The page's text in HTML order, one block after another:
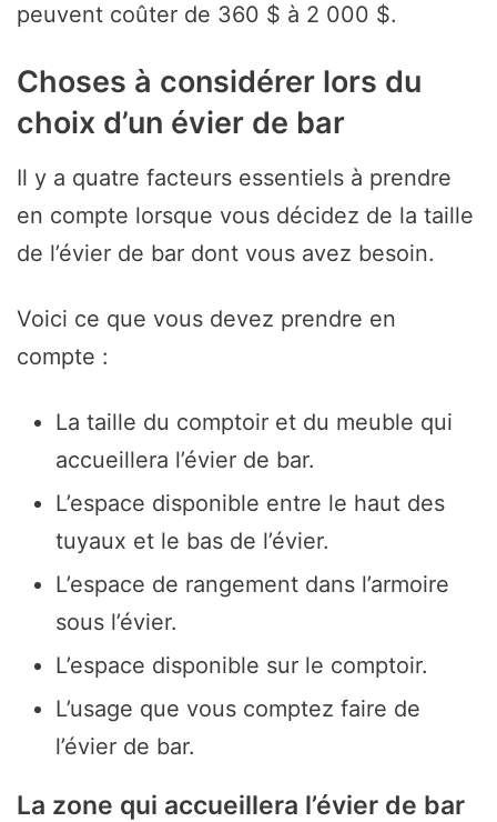
peuvent coûter de 360 $ à 2 000 $.
Choses à considérer lors du
choix d’un évier de bar
Il y a quatre facteurs essentiels à prendre
en compte lorsque vous décidez de la taille
de l’évier de bar dont vous avez besoin.
Voici ce que vous devez prendre en
compte :
La taille du comptoir et du meuble qui
accueillera l’évier de bar.
L’espace disponible entre le haut des
tuyaux et le bas de l’évier.
L’espace de rangement dans l’armoire
sous l’évier.
L’espace disponible sur le comptoir.
L’usage que vous comptez faire de
l’évier de bar.
La zone qui accueillera l’évier de bar